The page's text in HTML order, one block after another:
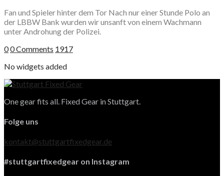
Fan und Spieler hinter dem Tor Nach nur einer Stunde Polo an
der LBBW Bank wurden wir unsanft von einem Wachmann
unter Androhung der Polizei.
00 Comments 1917
No widgets added
One gear fits all. Fixed Gear in Stuttgart.
Folge uns
kontakt@stuttgartfixedgear.de
#stuttgartfixedgear on Instagram